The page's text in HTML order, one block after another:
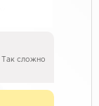
Так сложно